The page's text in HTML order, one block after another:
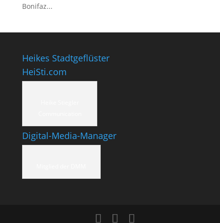
Bonifaz...
Heikes Stadtgeflüster
HeiSti.com
Digital-Media-Manager